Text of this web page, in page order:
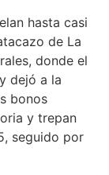
hasta casi
de La
donde el
dejó a la
bonos
y trepan
seguido por